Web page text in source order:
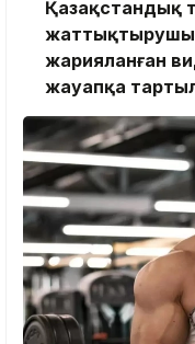
Қазақстандық
жарияланған
жауапқа